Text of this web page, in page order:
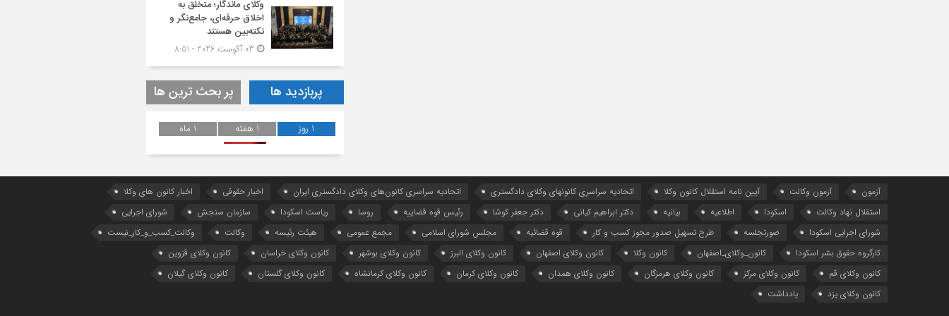
وکلای ماندگار؛ متخلق به
اخلاق حرفه‌ای، جامع‌نگر و
نکته‌بین هستند
پربازدید ها پر بحث ترین ها
1 روز 1 هفته 1 ماه
آزمون آزمون وکالت آیین ‌نامه استقلال کانون وکلا اتحادیه سراسری کانونهای وکلای دادگستری اتحادیه سراسری کانون‌های وکلای دادگستری ایران اخبار حقوقی
اخبار کانون های وکلا
استقلال نهاد وکالت
اسکودا اطلاعیه بیانیه دکتر ابراهیم کیانی دکتر جعفر کوشا رئیس قوه قضاییه روسا ریاست اسکودا سازمان سنجش
شورای اجرایی
شورای اجرایی اسکودا
صورتجلسه طرح تسهیل صدور مجوز کسب و کار قوه قضائیه مجلس شورای اسلامی مجمع عمومی هیئت رئیسه وکالت
وکالت_کسب_و_کار_نیست
کارگروه حقوق بشر اسکودا
کانون_وکلای_اصفهان کانون وکلا کانون وکلای اصفهان کانون وکلای البرز کانون وکلای بوشهر کانون وکلای خراسان
کانون وکلای قزوین
کانون وکلای قم
کانون وکلای مرکز کانون وکلای هرمزگان کانون وکلای همدان کانون وکلای کرمان کانون وکلای کرمانشاه کانون وکلای گلستان
کانون وکلای گیلان
کانون وکلای یزد
یادداشت